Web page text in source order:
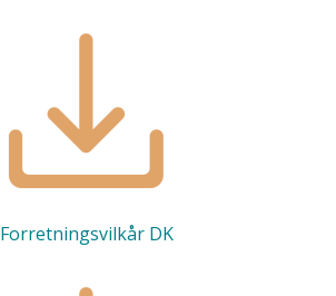
Forretningsvilkår DK